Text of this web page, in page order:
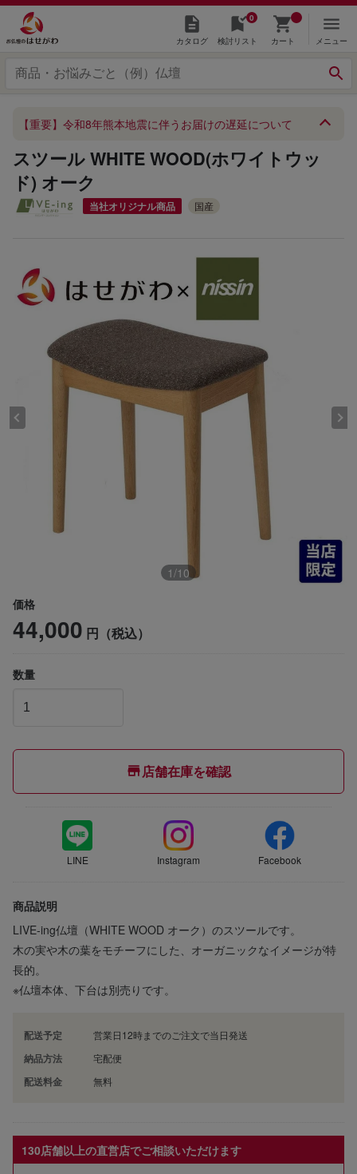
カタログ
0
検討リスト カート メニュー
【重要】令和8年熊本地震に伴うお届けの遅延について
スツール WHITE WOOD(ホワイトウッ
ド) オーク
当社オリジナル商品 国産
1/10
価格
44,000 円（税込）
数量
店舗在庫を確認
LINE Instagram Facebook
商品説明
LIVE-ing仏壇（WHITE WOOD オーク）のスツールです。
木の実や木の葉をモチーフにした、オーガニックなイメージが特
長的。
※仏壇本体、下台は別売りです。
配送予定 営業日12時までのご注文で当日発送
納品方法 宅配便
配送料金 無料
130店舗以上の直営店でご相談いただけます